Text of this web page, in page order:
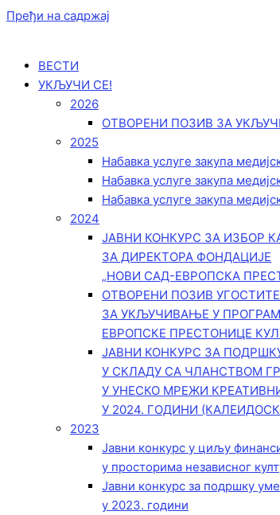
Пређи на садржај
ВЕСТИ
УКЉУЧИ СЕ!
2026
ОТВОРЕНИ ПОЗИВ ЗА
2025
Набавка услуге закупа
Набавка услуге закупа
Набавка услуге закупа
2024
ЈАВНИ КОНКУРС ЗА ИЗБОР
ЗА ДИРЕКТОРА ФОНДАЦИЈЕ
„НОВИ САД-ЕВРОПСКА
ОТВОРЕНИ ПОЗИВ
ЗА УКЉУЧИВАЊЕ У ПРОГРАМ
ЕВРОПСКЕ ПРЕСТОНИЦЕ
ЈАВНИ КОНКУРС ЗА
У СКЛАДУ СА ЧЛАНСТВОМ
У УНЕСКО МРЕЖИ
У 2024. ГОДИНИ
2023
Јавни конкурс у циљу
у просторима независног
Јавни конкурс за подршку
у 2023. години